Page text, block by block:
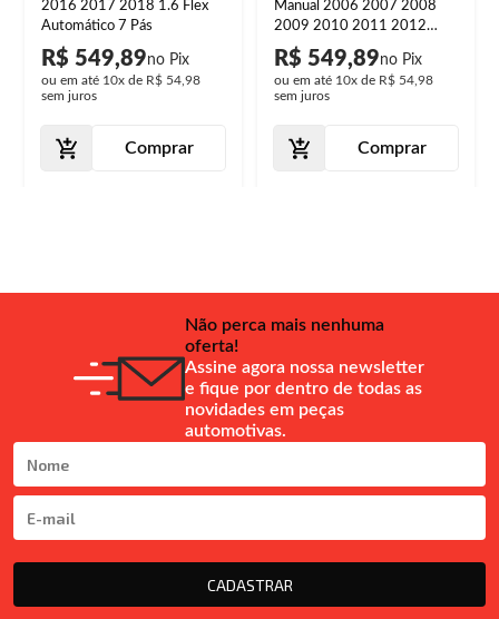
2016 2017 2018 1.6 Flex
Automático 7 Pás
R$ 549,89
ou em até 10x de R$ 54,98
sem juros
Comprar
Manual 2006 2007 2008
2009 2010 2011 2012
2013 2014 2015 2016
2017 2018 2019 7 Pás
R$ 549,89
ou em até 10x de R$ 54,98
sem juros
Comprar
Não perca mais nenhuma
oferta!
Assine agora nossa newsletter
e fique por dentro de todas as
novidades em peças
automotivas.
CADASTRAR